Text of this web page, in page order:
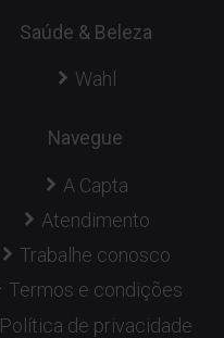
Saúde & Beleza
Wahl
Navegue
A Capta
Atendimento
Trabalhe conosco
Termos e condições
Política de privacidade